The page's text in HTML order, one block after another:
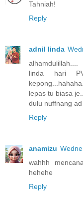
Tahniah!
Reply
adnil linda
alhamdulillah....
linda hari
lepas tu biasa
dulu nuffnang ad
Reply
anamizu
wahhh
hehehe
Reply